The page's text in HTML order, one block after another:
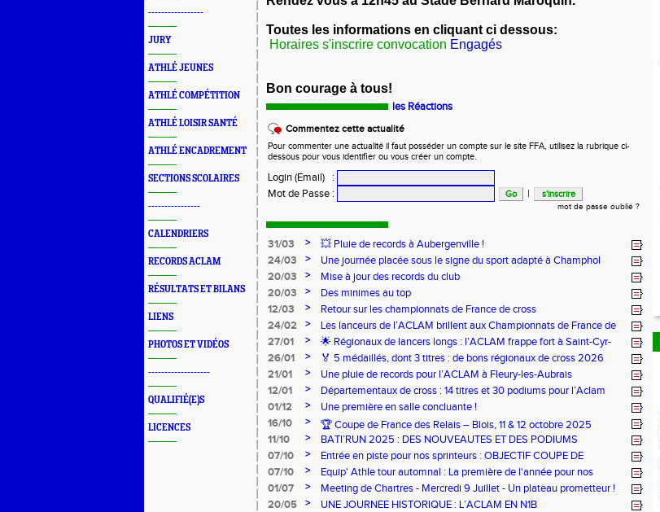
-----------------
JURY
ATHLÉ JEUNES
ATHLÉ COMPÉTITION
ATHLÉ LOISIR SANTÉ
ATHLÉ ENCADREMENT
SECTIONS SCOLAIRES
----------------
CALENDRIERS
RECORDS ACLAM
RÉSULTATS ET BILANS
LIENS
PHOTOS ET VIDÉOS
-------------------
QUALIFIÉ(E)S
LICENCES
Toutes les informations en cliquant ci dessous:
Horaires s'inscrire convocation Engagés
Bon courage à tous!
les Réactions
Commentez cette actualité
Pour commenter une actualité il faut posséder un compte sur le site FFA, utilisez la rubrique ci-
dessous pour vous identifier ou vous créer un compte.
Login (Email)
:
Mot de Passe : |
mot de passe oublié ?
31/03 >
💥 Pluie de records à Aubergenville !
24/03
>
Une journée placée sous le signe du sport adapté à Champhol
20/03
>
Mise à jour des records du club
20/03
>
Des minimes au top
12/03
>
Retour sur les championnats de France de cross
24/02
>
Les lanceurs de l’ACLAM brillent aux Championnats de France de
Lancers Longs à Nice
27/01 >
🌟 Régionaux de lancers longs : l’ACLAM frappe fort à Saint-Cyr-
sur-Loire
26/01 >
🏅 5 médaillés, dont 3 titres : de bons régionaux de cross 2026
pour l’Aclam !
21/01 >
Une pluie de records pour l’ACLAM à Fleury-les-Aubrais
12/01
>
Départementaux de cross : 14 titres et 30 podiums pour l’Aclam
01/12
>
Une première en salle concluante !
16/10
>
🏆 Coupe de France des Relais – Blois, 11 & 12 octobre 2025
11/10
>
BATI’RUN 2025 : DES NOUVEAUTES ET DES PODIUMS
07/10
>
Entrée en piste pour nos sprinteurs : OBJECTIF COUPE DE
FRANCE !
07/10 >
Equip' Athle tour automnal : La première de l'année pour nos
jeunes !
01/07 >
Meeting de Chartres - Mercredi 9 Juillet - Un plateau prometteur !
20/05
>
UNE JOURNEE HISTORIQUE : L’ACLAM EN N1B